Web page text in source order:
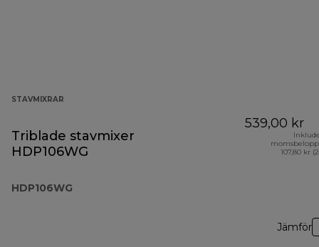
STAVMIXRAR
Triblade stavmixer
HDP106WG
HDP106WG
539,00 kr
107,80 kr
Jämför